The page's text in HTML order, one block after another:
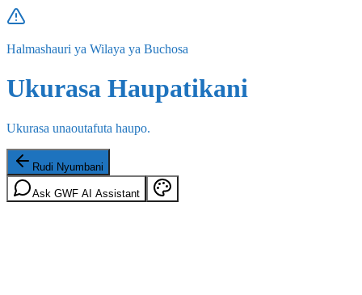
Halmashauri ya Wilaya ya Buchosa
Ukurasa Haupatikani
Ukurasa unaoutafuta haupo.
Rudi Nyumbani
Ask GWF AI Assistant